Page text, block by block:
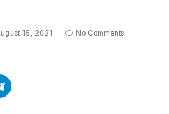
15, 2021 No Comments